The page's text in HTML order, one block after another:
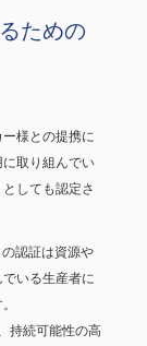
ための
様との提携に
取り組んでい
しても認定さ
認証は資源や
いる生産者に
持続可能性の高